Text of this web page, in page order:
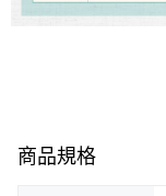
商品規格